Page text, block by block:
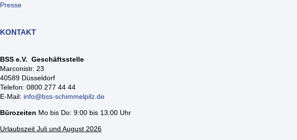
Presse
KONTAKT
BSS e.V. Geschäftsstelle
Marconistr. 23
40589 Düsseldorf
Telefon: 0800 277 44 44
E-Mail: info@bss-schimmelpilz.de
Bürozeiten Mo bis Do: 9:00 bis 13:00 Uhr
Urlaubszeit Juli und August 2026